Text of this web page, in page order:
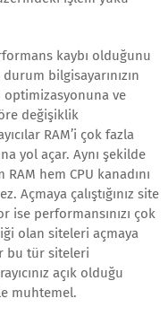
kaybı olduğunu
bilgisayarınızın
optimizasyonuna ve
değişiklik
RAM’i çok fazla
yol açar. Aynı şekilde
hem CPU kanadını
Açmaya çalıştığınız site
ise performansınızı çok
olan siteleri açmaya
bu tür siteleri
açık olduğu
muhtemel.